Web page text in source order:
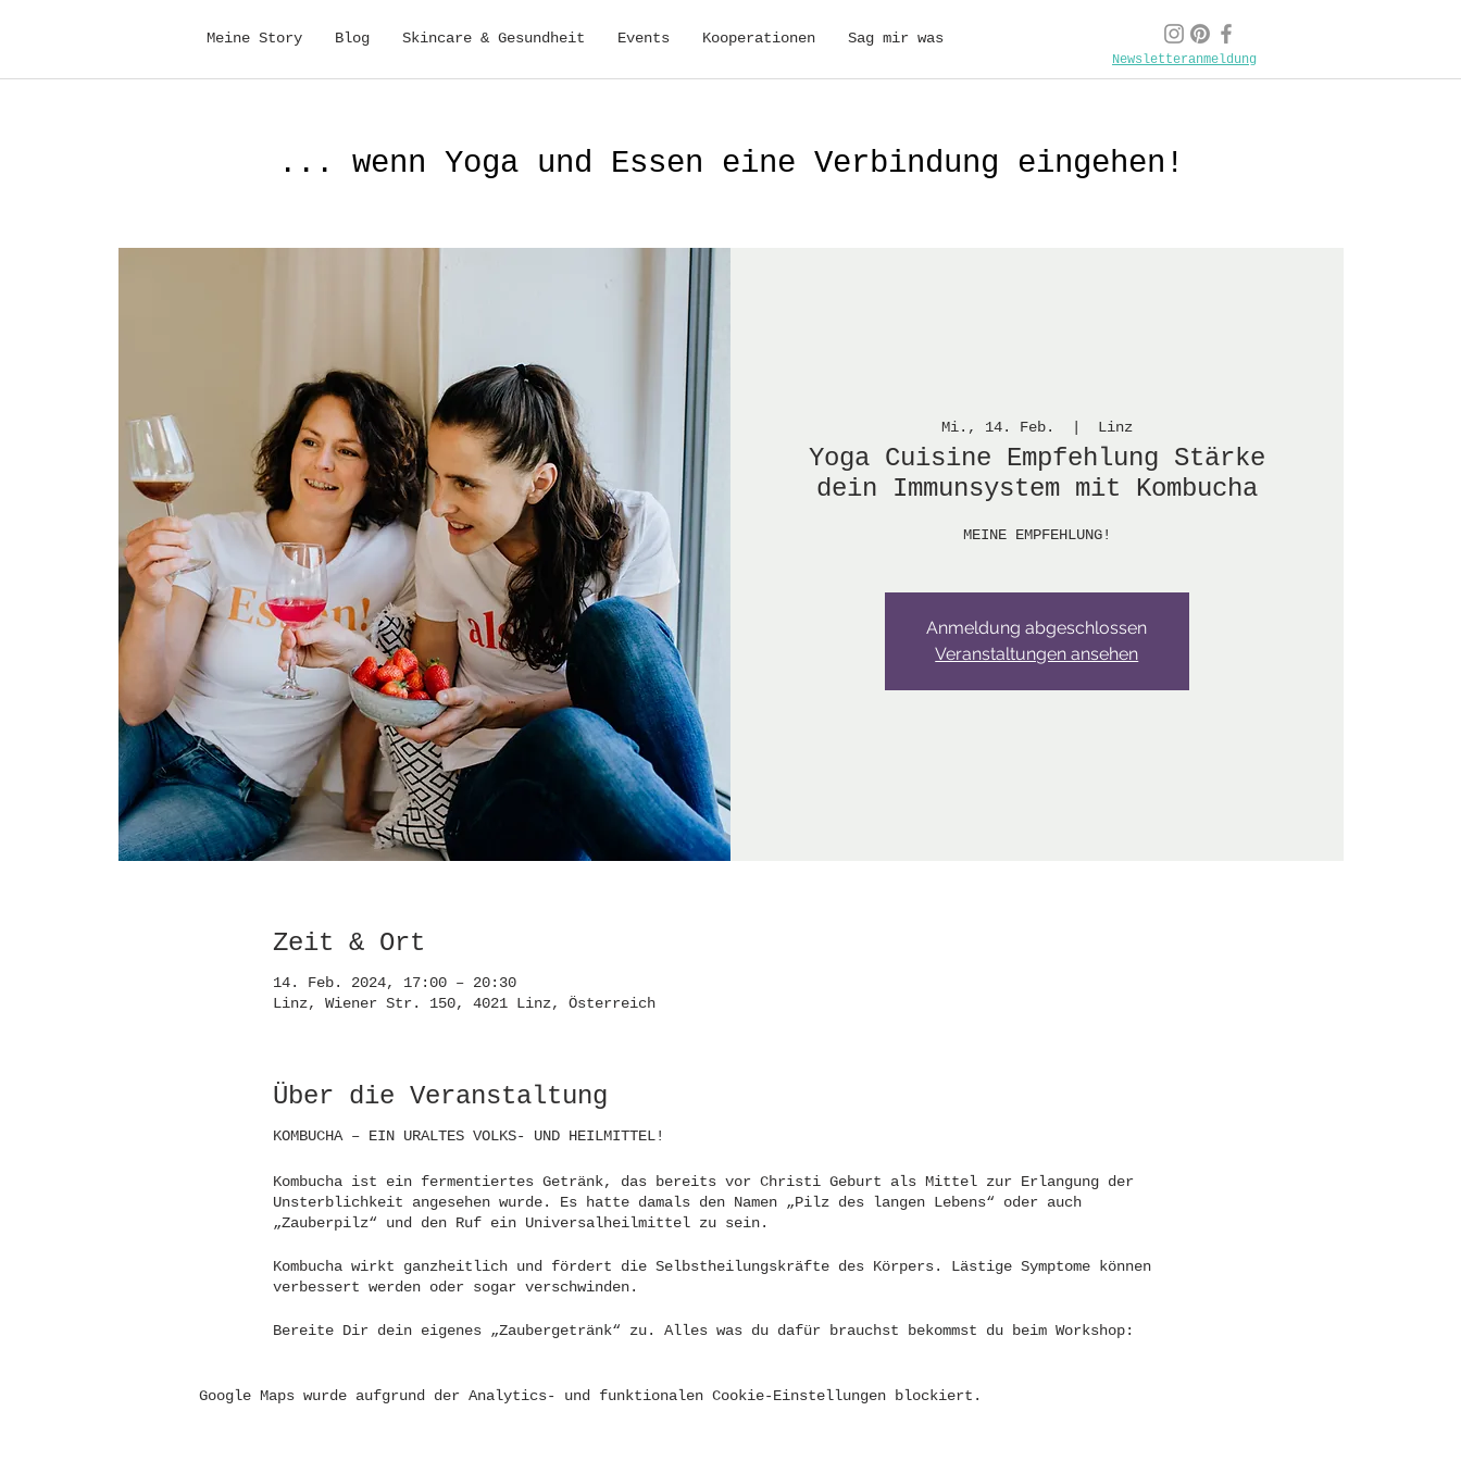
Meine Story Blog Skincare & Gesundheit Events Kooperationen Sag mir was
Newsletteranmeldung
... wenn Yoga und Essen eine Verbindung eingehen!
Mi., 14. Feb. Linz
Yoga Cuisine Empfehlung Stärke
dein Immunsystem mit Kombucha
MEINE EMPFEHLUNG!
Anmeldung abgeschlossen
Veranstaltungen ansehen
Zeit & Ort
14. Feb. 2024, 17:00 – 20:30
Linz, Wiener Str. 150, 4021 Linz, Österreich
Über die Veranstaltung
KOMBUCHA – EIN URALTES VOLKS- UND HEILMITTEL!
Kombucha ist ein fermentiertes Getränk, das bereits vor Christi Geburt als Mittel zur Erlangung der
Unsterblichkeit angesehen wurde. Es hatte damals den Namen „Pilz des langen Lebens“ oder auch
„Zauberpilz“ und den Ruf ein Universalheilmittel zu sein.
Kombucha wirkt ganzheitlich und fördert die Selbstheilungskräfte des Körpers. Lästige Symptome können
verbessert werden oder sogar verschwinden.
Bereite Dir dein eigenes „Zaubergetränk“ zu. Alles was du dafür brauchst bekommst du beim Workshop:
♡ Fermentationsvortrag und Erfahrungsaustausch
Google Maps wurde aufgrund der Analytics- und funktionalen Cookie-Einstellungen blockiert.